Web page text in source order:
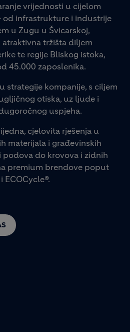
vrijednosti u cijelom
od infrastrukture i industrije
u Zugu u Švicarskoj,
tržišta diljem
te regije Bliskog istoka,
45.000 zaposlenika.
strategije kompanije, s ciljem
otiska, uz ljude i
uspjeha.
cjelovita rješenja u
materijala i građevinskih
podova do krovova i zidnih
premium brendove poput
ECOCycle®.